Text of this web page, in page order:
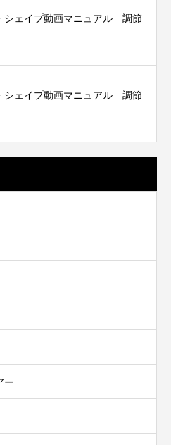
シェイプ動画マニュアル 調節
シェイプ動画マニュアル 調節
ー